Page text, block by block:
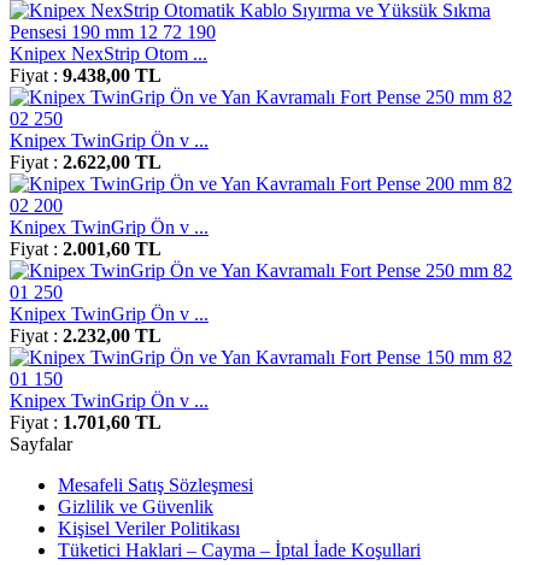
Knipex NexStrip Otom ...
Fiyat : 9.438,00 TL
Knipex TwinGrip Ön v ...
Fiyat : 2.622,00 TL
Knipex TwinGrip Ön v ...
Fiyat : 2.001,60 TL
Knipex TwinGrip Ön v ...
Fiyat : 2.232,00 TL
Knipex TwinGrip Ön v ...
Fiyat : 1.701,60 TL
Sayfalar
Mesafeli Satış Sözleşmesi
Gizlilik ve Güvenlik
Kişisel Veriler Politikası
Tüketici Haklari – Cayma – İptal İade Koşullari